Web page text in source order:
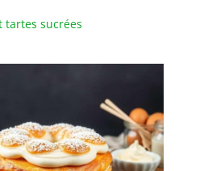
tartes sucrées